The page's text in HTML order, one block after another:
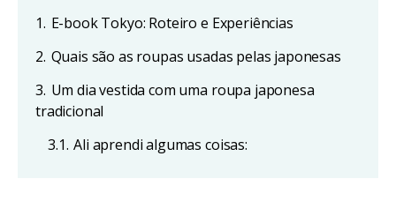
1. E-book Tokyo: Roteiro e Experiências
2. Quais são as roupas usadas pelas japonesas
3. Um dia vestida com uma roupa japonesa
tradicional
3.1. Ali aprendi algumas coisas: